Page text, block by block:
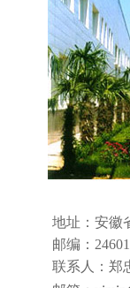
地址：安徽省
邮编：
联系人：郑